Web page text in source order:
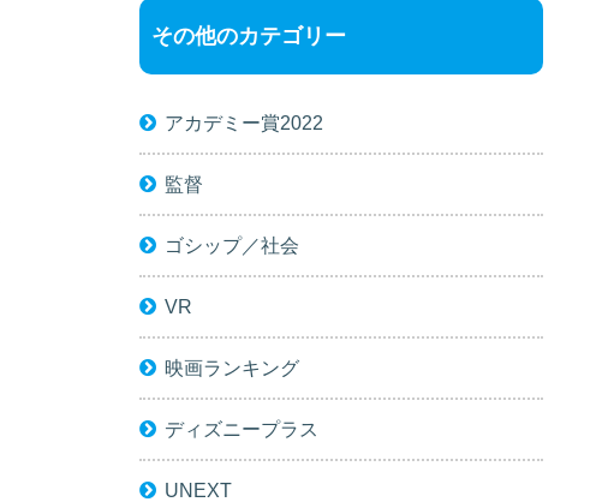
その他のカテゴリー
アカデミー賞2022
監督
ゴシップ／社会
VR
映画ランキング
ディズニープラス
UNEXT